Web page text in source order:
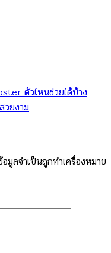
ตัวไหนช่วยได้บ้าง
วยงาม
อมูลจำเป็นถูกทำเครื่องหมาย